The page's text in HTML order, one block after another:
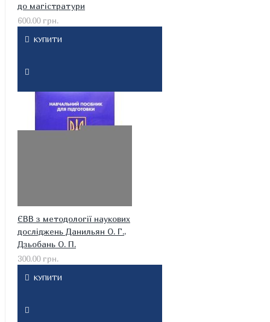
до магістратури
600.00 грн.
КУПИТИ
ЄВВ з методології наукових
досліджень Данильян О. Г.,
Дзьобань О. П.
300.00 грн.
КУПИТИ